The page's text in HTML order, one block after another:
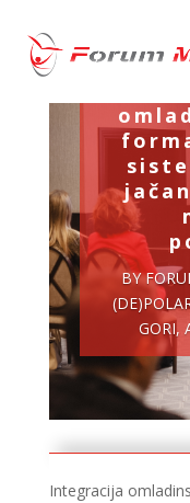
BY
GORI,
Integracija